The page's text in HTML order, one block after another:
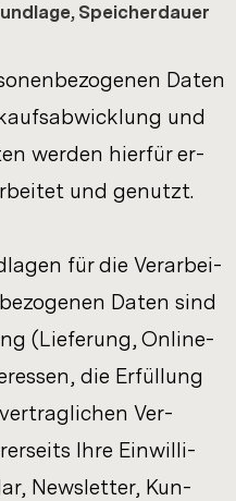
Spei­cher­dau­er
Daten
und
wer­den hier­für er­
und ge­nutzt.
für die Ver­ar­bei­
Daten sind
(Lie­fe­rung, On­line­
die Er­fül­lung
Ver­
Ihre Ein­wil­li­
News­let­ter, Kun­